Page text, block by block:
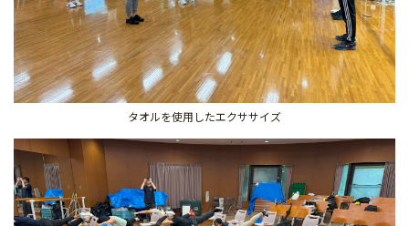
タオルを使用したエクササイズ